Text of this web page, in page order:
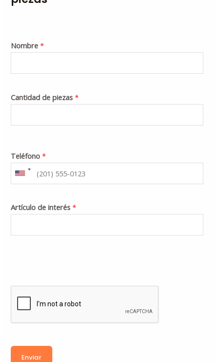
Nombre*
Cantidad de piezas*
Teléfono*
Artículo de interés*
Enviar